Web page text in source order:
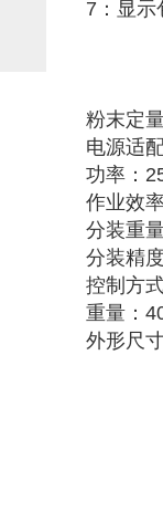
7：显示
粉末定
电源适
功率：
作业效
分装重
分装精
控制方
重量：
外形尺